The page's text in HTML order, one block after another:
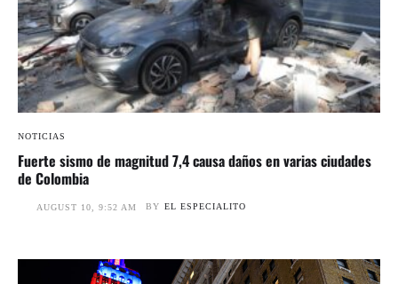
NOTICIAS
Fuerte sismo de magnitud 7,4 causa daños en varias ciudades
de Colombia
AUGUST 10, 9:52 AM BY EL ESPECIALITO